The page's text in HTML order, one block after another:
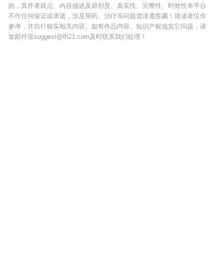
的，其作者观点、内容描述及原创度、真实性、完整性、时效性本平台
不作任何保证或承诺，涉及用药、治疗等问题需谨遵医嘱！请读者仅作
参考，并自行核实相关内容。如有作品内容、知识产权或其它问题，请
发邮件至suggest@fh21.com及时联系我们处理！